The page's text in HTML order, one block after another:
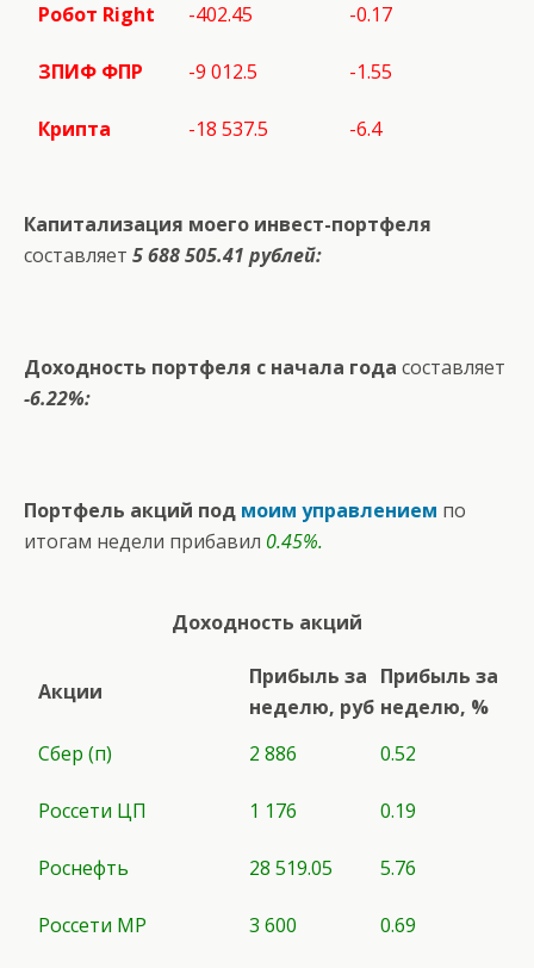
Робот Right -402.45 -0.17
ЗПИФ ФПР -9 012.5 -1.55
Крипта -18 537.5 -6.4
Капитализация моего инвест-портфеля
составляет 5 688 505.41 рублей:
Доходность портфеля с начала года составляет
-6.22%:
Портфель акций под моим управлением по
итогам недели прибавил 0.45%.
Доходность акций
Акции
Прибыль за
неделю, руб
Прибыль за
неделю, %
Сбер (п)
2 886 0.52
Россети ЦП 1 176 0.19
Роснефть 28 519.05 5.76
Россети МР 3 600 0.69